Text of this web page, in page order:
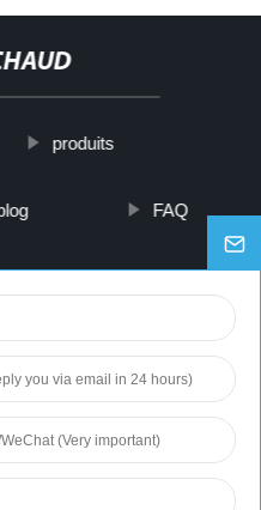
produits
FAQ
contactez-nous
Seasoned Squid